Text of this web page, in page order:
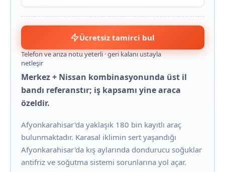
Ücretsiz tamirci bul
Telefon ve arıza notu yeterli · geri kalanı ustayla
netleşir
Merkez + Nissan kombinasyonunda üst il
bandı referanstır; iş kapsamı yine araca
özeldir.
Afyonkarahisar'da yaklaşık 180 bin kayıtlı araç
bulunmaktadır. Karasal iklimin sert yaşandığı
Afyonkarahisar'da kış aylarında dondurucu soğuklar
antifriz ve soğutma sistemi sorunlarına yol açar.